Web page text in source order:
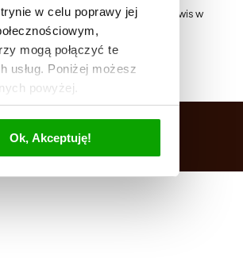
w celu poprawy jej
mogą połączyć te
usług. Poniżej możesz
powyżej.
Ok, Akceptuję!
Profesjonalny serwis w